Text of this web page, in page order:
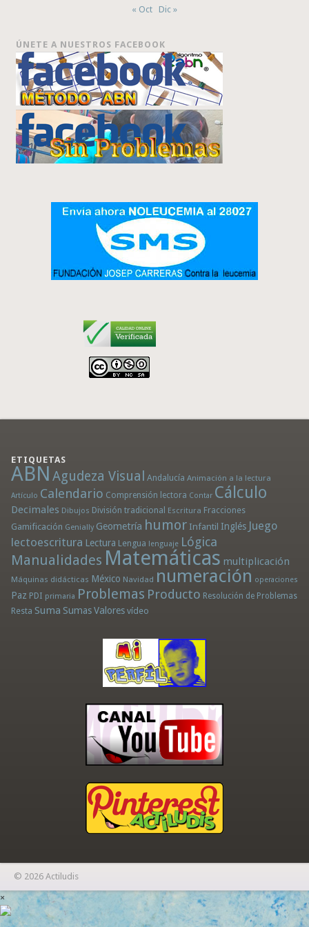
« Oct Dic »
ÚNETE A NUESTROS FACEBOOK
ETIQUETAS
ABN Agudeza Visual Andalucía Animación a la lectura
Artículo Calendario Comprensión lectora Contar Cálculo
Decimales Dibujos División tradicional Escritura Fracciones
Gamificación Genially Geometría humor Infantil Inglés Juego
lectoescritura Lectura Lengua lenguaje Lógica
Manualidades Matemáticas multiplicación
Máquinas didácticas México Navidad numeración operaciones
Paz PDI primaria Problemas Producto Resolución de Problemas
Resta Suma Sumas Valores vídeo
© 2026 Actiludis
×